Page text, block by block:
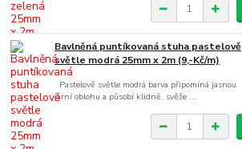
Bavlněná puntíkovaná stuha pastelově
světle modrá 25mm x 2m (9,-Kč/m)
Pastelově světle modrá barva připomíná jasnou
jarní oblohu a působí klidně, svěže ...